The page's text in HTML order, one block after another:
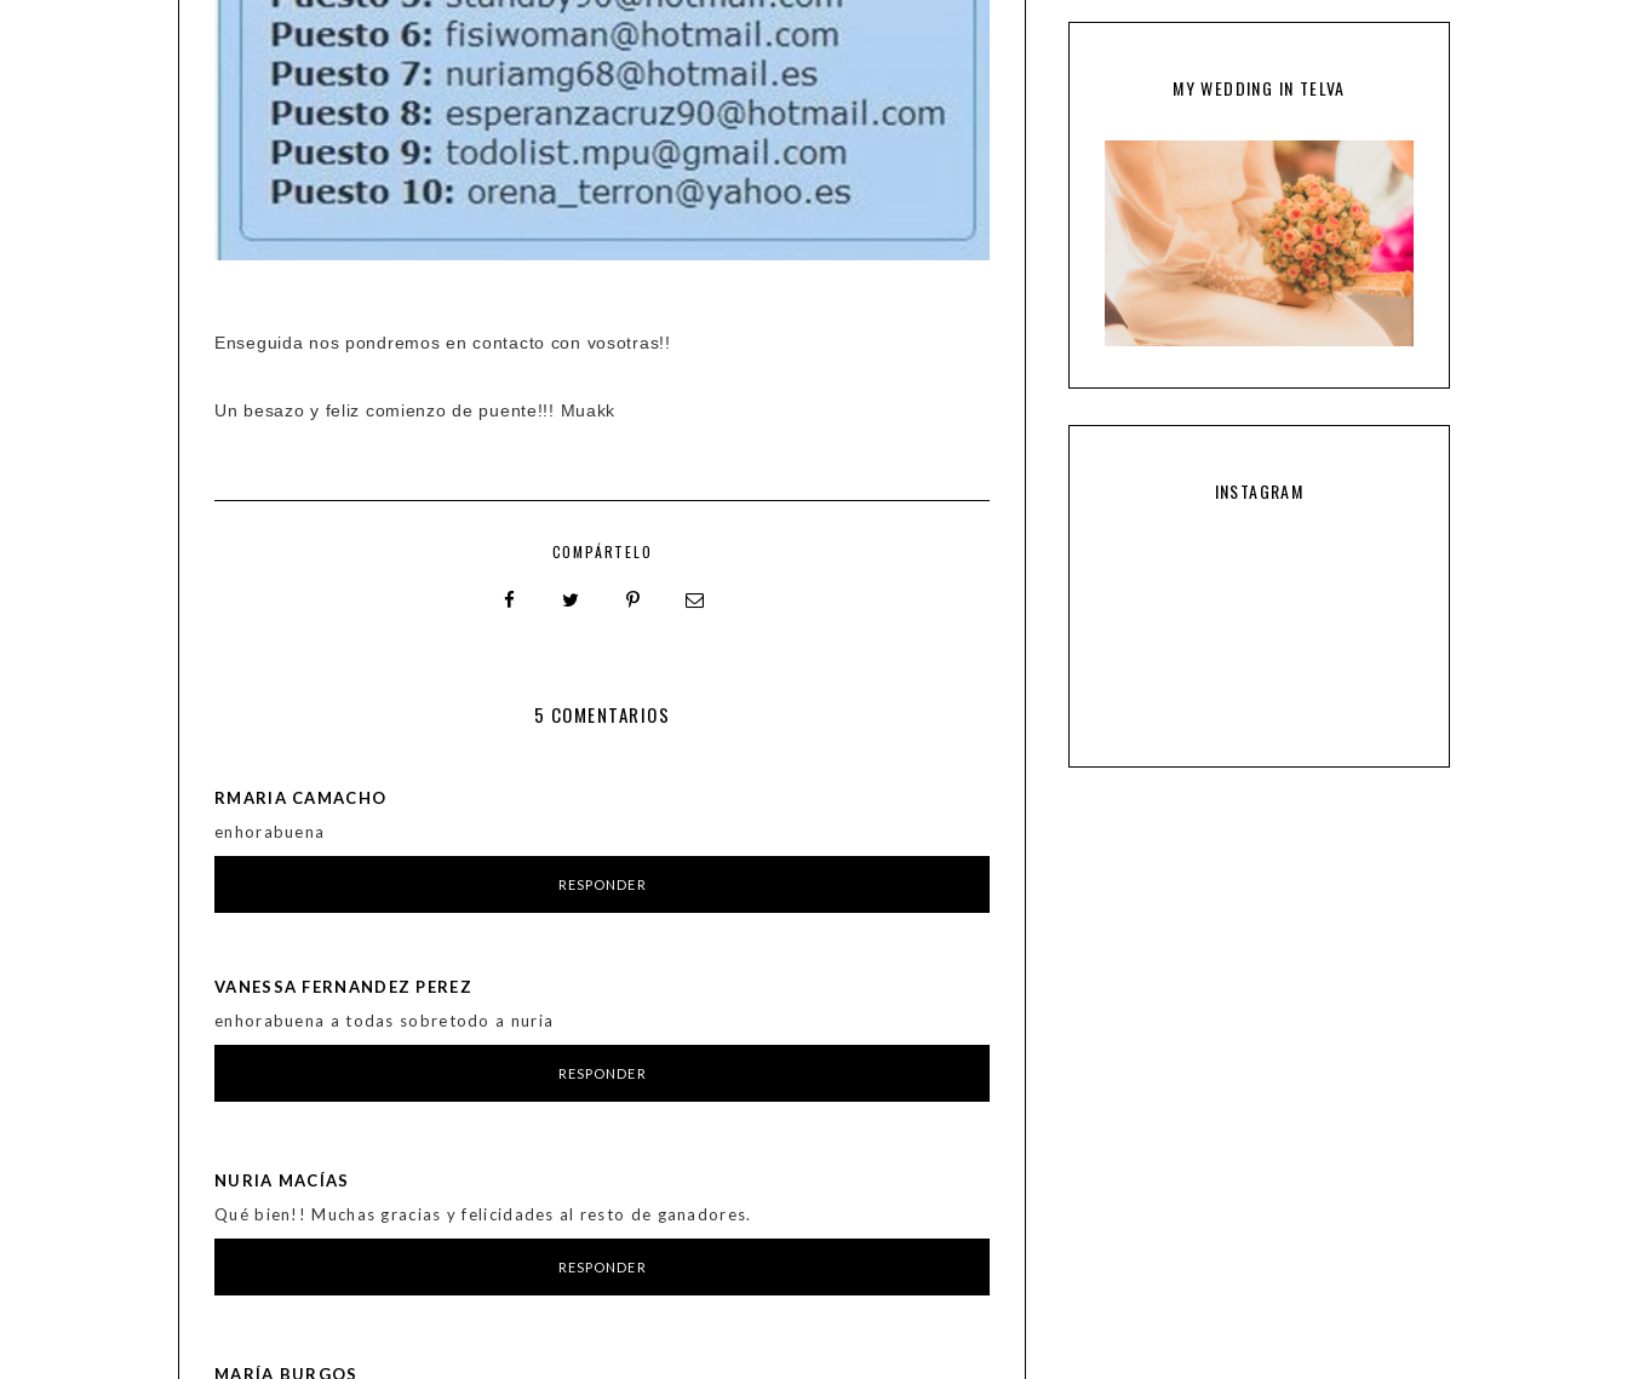
Enseguida nos pondremos en contacto con vosotras!!
Un besazo y feliz comienzo de puente!!! Muakk
COMPÁRTELO
5 COMENTARIOS
RMARIA CAMACHO
enhorabuena
RESPONDER
VANESSA FERNANDEZ PEREZ
enhorabuena a todas sobretodo a nuria
RESPONDER
NURIA MACÍAS
Qué bien!! Muchas gracias y felicidades al resto de ganadores.
RESPONDER
MARÍA BURGOS
MY WEDDING IN TELVA
INSTAGRAM